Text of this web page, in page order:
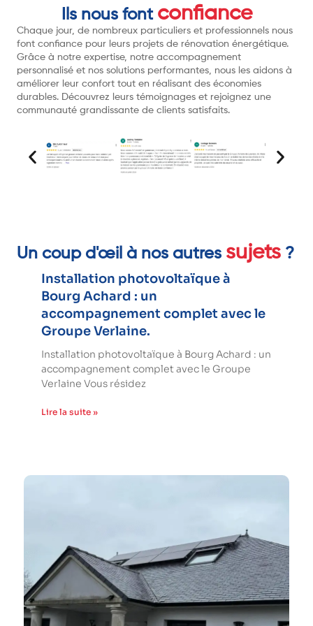
Ils nous font confiance
Chaque jour, de nombreux particuliers et professionnels nous
font confiance pour leurs projets de rénovation énergétique.
Grâce à notre expertise, notre accompagnement
personnalisé et nos solutions performantes, nous les aidons à
améliorer leur confort tout en réalisant des économies
durables. Découvrez leurs témoignages et rejoignez une
communauté grandissante de clients satisfaits.
Un coup d'œil à nos autres sujets ?
Installation photovoltaïque à
Bourg Achard : un
accompagnement complet avec le
Groupe Verlaine.
Installation photovoltaïque à Bourg Achard : un
accompagnement complet avec le Groupe
Verlaine Vous résidez
Lire la suite »